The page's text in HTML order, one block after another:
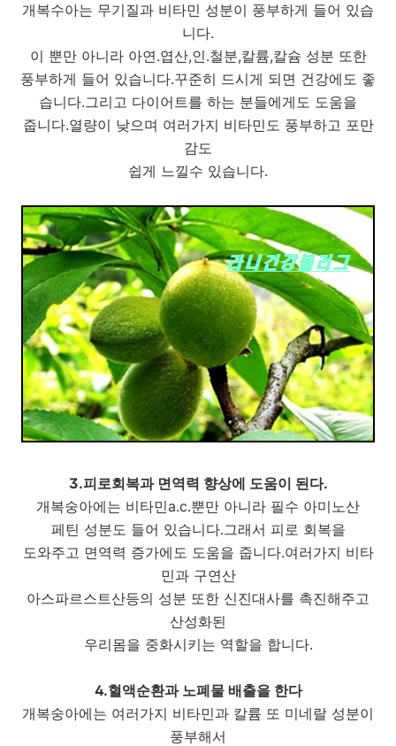
개복수아는 무기질과 비타민 성분이 풍부하게 들어 있습
니다.
이 뿐만 아니라 아연.엽산,인.철분,칼륨,칼슘 성분 또한
풍부하게 들어 있습니다.꾸준히 드시게 되면 건강에도 좋
습니다.그리고 다이어트를 하는 분들에게도 도움을
줍니다.열량이 낮으며 여러가지 비타민도 풍부하고 포만
감도
쉽게 느낄수 있습니다.
3.피로회복과 면역력 향상에 도움이 된다.
개복숭아에는 비타민a.c.뿐만 아니라 필수 아미노산
페틴 성분도 들어 있습니다.그래서 피로 회복을
도와주고 면역력 증가에도 도움을 줍니다.여러가지 비타
민과 구연산
아스파르스트산등의 성분 또한 신진대사를 촉진해주고
산성화된
우리몸을 중화시키는 역할을 합니다.
4.혈액순환과 노폐물 배출을 한다
개복숭아에는 여러가지 비타민과 칼륨 또 미네랄 성분이
풍부해서